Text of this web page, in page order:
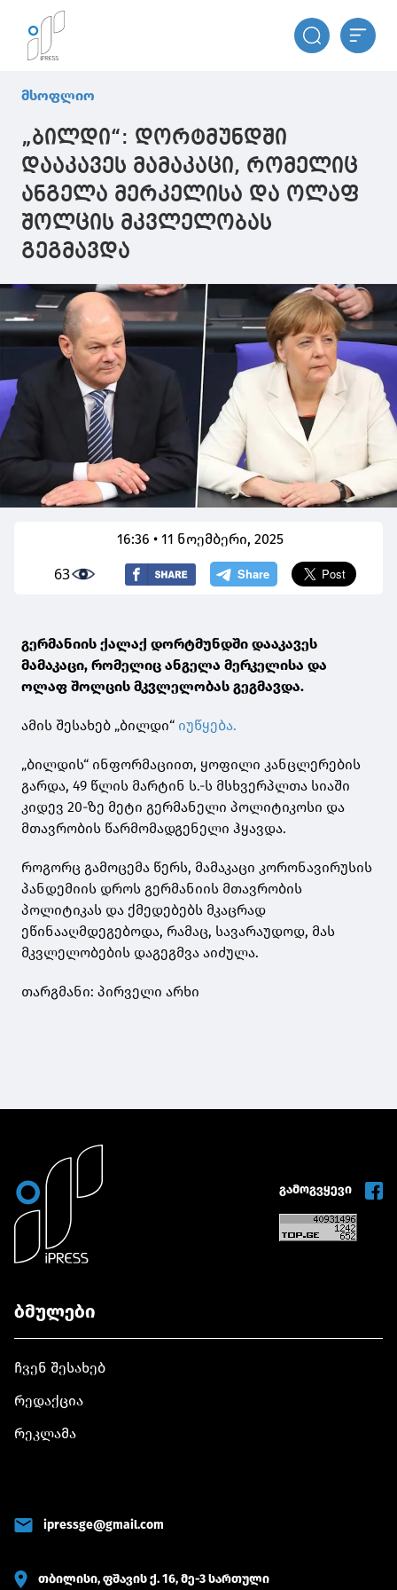
მსოფლიო
„ბილდი“: დორტმუნდში
დააკავეს მამაკაცი, რომელიც
ანგელა მერკელისა და ოლაფ
შოლცის მკვლელობას
გეგმავდა
16:36 • 11 ნოემბერი, 2025
63
გერმანიის ქალაქ დორტმუნდში დააკავეს
მამაკაცი, რომელიც ანგელა მერკელისა და
ოლაფ შოლცის მკვლელობას გეგმავდა.
ამის შესახებ „ბილდი“ იუწყება.
„ბილდის“ ინფორმაციით, ყოფილი კანცლერების
გარდა, 49 წლის მარტინ ს.-ს მსხვერპლთა სიაში
კიდევ 20-ზე მეტი გერმანელი პოლიტიკოსი და
მთავრობის წარმომადგენელი ჰყავდა.
როგორც გამოცემა წერს, მამაკაცი კორონავირუსის
პანდემიის დროს გერმანიის მთავრობის
პოლიტიკას და ქმედებებს მკაცრად
ეწინააღმდეგებოდა, რამაც, სავარაუდოდ, მას
მკვლელობების დაგეგმვა აიძულა.
თარგმანი: პირველი არხი
გამოგვყევი
ბმულები
ჩვენ შესახებ
რედაქცია
რეკლამა
ipressge@gmail.com
თბილისი, ფშავის ქ. 16, მე-3 სართული